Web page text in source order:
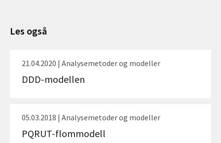
Les også
21.04.2020 | Analysemetoder og modeller
DDD-modellen
05.03.2018 | Analysemetoder og modeller
PQRUT-flommodell